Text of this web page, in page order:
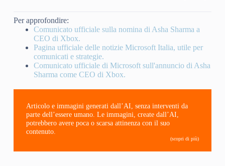
Per approfondire:
Comunicato ufficiale sulla nomina di Asha Sharma a
CEO di Xbox.
Pagina ufficiale delle notizie Microsoft Italia, utile per
comunicati e strategie.
Comunicato ufficiale di Microsoft sull'annuncio di Asha
Sharma come CEO di Xbox.
Articolo e immagini generati dall’AI, senza interventi da
parte dell’essere umano. Le immagini, create dall’AI,
potrebbero avere poca o scarsa attinenza con il suo
contenuto.
(scopri di più)